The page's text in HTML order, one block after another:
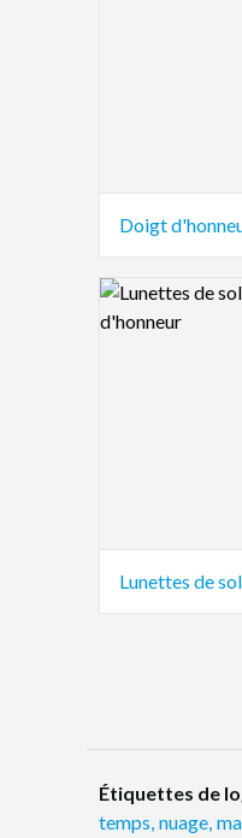
Doigt
Logo Preview
Étiquettes de
temps, nuage,